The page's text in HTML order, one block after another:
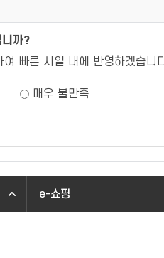
까?
빠른 시일 내에 반영하겠습니
매우 불만족
e-쇼핑